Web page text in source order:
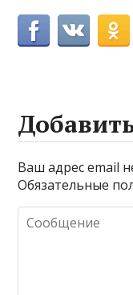
Ваш адрес email
Обязательные